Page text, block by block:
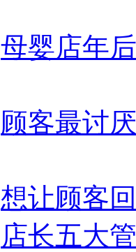
母婴店年
顾客最讨
想让顾客
店长五大